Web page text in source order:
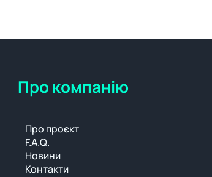
Про компанію
Про проєкт
F.A.Q.
Новини
Контакти